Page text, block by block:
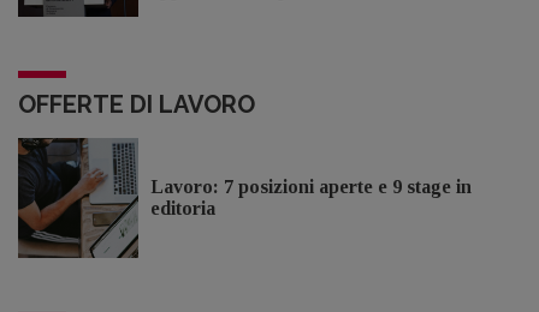
OFFERTE DI LAVORO
Lavoro: 7 posizioni aperte e 9 stage in
editoria